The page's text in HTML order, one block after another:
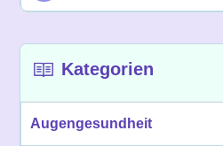
Kategorien
Augengesundheit